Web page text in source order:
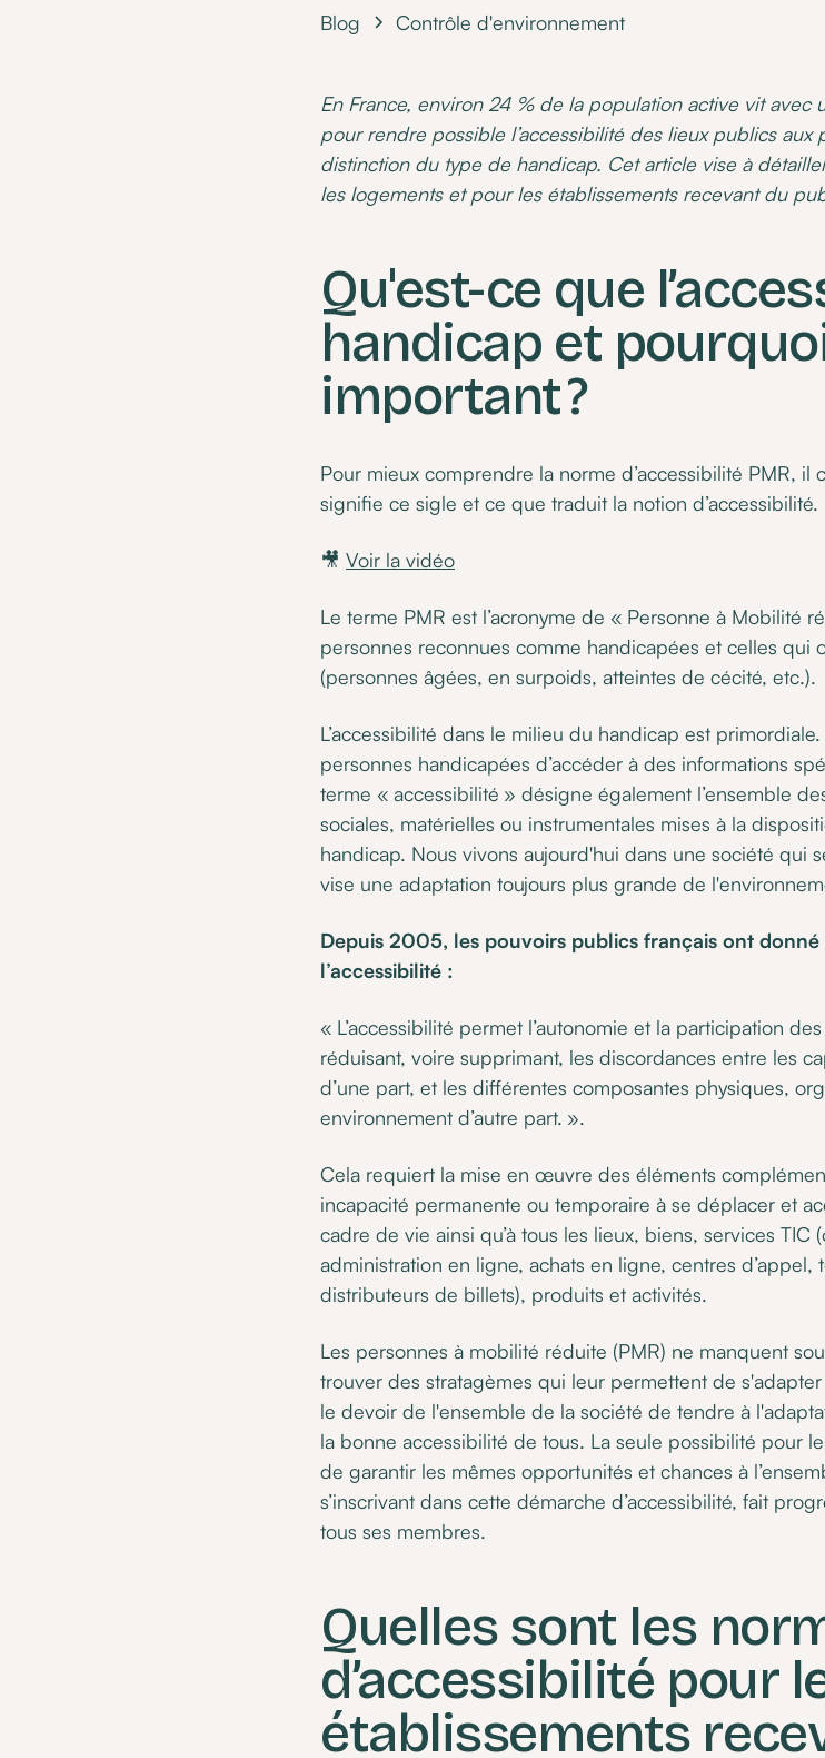
Blog Contrôle d'environnement
En France, environ 24 % de la population active vit avec
pour rendre possible l’accessibilité des lieux publics
distinction du type de handicap. Cet article vise à
les logements et pour les établissements recevant du
Qu'est-ce que
handicap et
important ?
Pour mieux comprendre la norme d’accessibilité PMR,
signifie ce sigle et ce que traduit la notion d’accessibilité.
🎥 Voir la vidéo
Le terme PMR est l’acronyme de « Personne à Mobilité
personnes reconnues comme handicapées et celles qui
(personnes âgées, en surpoids, atteintes de cécité, etc.).
L’accessibilité dans le milieu du handicap est
personnes handicapées d’accéder à des informations
terme « accessibilité » désigne également l’ensemble
sociales, matérielles ou instrumentales mises à la
handicap. Nous vivons aujourd'hui dans une société qui
vise une adaptation toujours plus grande de
Depuis 2005, les pouvoirs publics français ont
l’accessibilité :
« L’accessibilité permet l’autonomie et la participation
réduisant, voire supprimant, les discordances entre les
d’une part, et les différentes composantes physiques,
environnement d’autre part. ».
Cela requiert la mise en œuvre des éléments
incapacité permanente ou temporaire à se déplacer et
cadre de vie ainsi qu’à tous les lieux, biens, services
administration en ligne, achats en ligne, centres d’appel,
distributeurs de billets), produits et activités.
Les personnes à mobilité réduite (PMR) ne manquent
trouver des stratagèmes qui leur permettent de
le devoir de l'ensemble de la société de tendre à
la bonne accessibilité de tous. La seule possibilité pour
de garantir les mêmes opportunités et chances à
s’inscrivant dans cette démarche d’accessibilité, fait
tous ses membres.
Quelles sont les
d’accessibilité pour
établissements